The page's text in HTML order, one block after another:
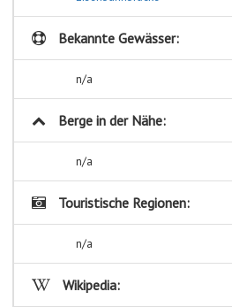
Bekannte Gewässer:
n/a
Berge in der Nähe:
n/a
Touristische Regionen:
n/a
Wikipedia: